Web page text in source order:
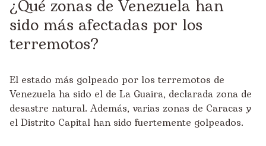
¿Qué zonas de Venezuela han
sido más afectadas por los
terremotos?
El estado más golpeado por los terremotos de
Venezuela ha sido el de La Guaira, declarada zona de
desastre natural. Además, varias zonas de Caracas y
el Distrito Capital han sido fuertemente golpeados.